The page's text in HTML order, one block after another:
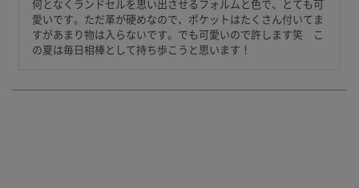
何となくランドセルを思い出させるフォルムと色で、とても可
愛いです。ただ革が硬めなので、ポケットはたくさん付いてま
すがあまり物は入らないです。でも可愛いので許します笑　こ
の夏は毎日相棒として持ち歩こうと思います！